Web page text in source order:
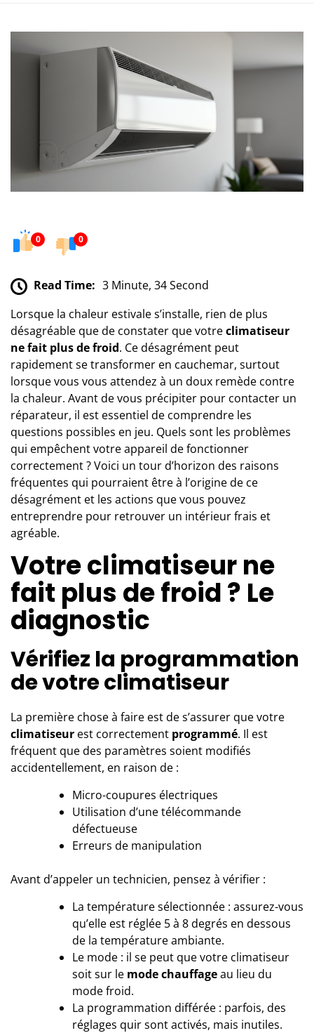
0 0
Read Time: 3 Minute, 34 Second
Lorsque la chaleur estivale s’installe, rien de plus
désagréable que de constater que votreclimatiseur
ne fait plus de froid. Ce désagrément peut
rapidement se transformer en cauchemar, surtout
lorsque vous vous attendez à un doux remède contre
la chaleur. Avant de vous précipiter pour contacter un
réparateur, il est essentiel de comprendre les
questions possibles en jeu. Quels sont les problèmes
qui empêchent votre appareil de fonctionner
correctement ? Voici un tour d’horizon des raisons
fréquentes qui pourraient être à l’origine de ce
désagrément et les actions que vous pouvez
entreprendre pour retrouver un intérieur frais et
agréable.
Votre climatiseur ne
fait plus de froid ? Le
diagnostic
Vérifiez la programmation
de votre climatiseur
La première chose à faire est de s’assurer que votre
climatiseur est correctement programmé. Il est
fréquent que des paramètres soient modifiés
accidentellement, en raison de :
Micro-coupures électriques
Utilisation d’une télécommande
défectueuse
Erreurs de manipulation
Avant d’appeler un technicien, pensez à vérifier :
La température sélectionnée : assurez-vous
qu’elle est réglée 5 à 8 degrés en dessous
de la température ambiante.
Le mode : il se peut que votre climatiseur
soit sur le mode chauffageau lieu du
mode froid.
La programmation différée : parfois, des
réglages quir sont activés, mais inutiles.